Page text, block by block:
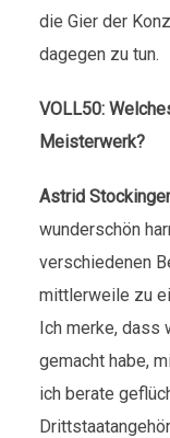
die Gier der
dagegen zu tun.
VOLL50:
Meisterwerk?
Astrid
wunderschön
verschiedenen
mittlerweile zu
Ich merke, dass
gemacht habe,
ich berate